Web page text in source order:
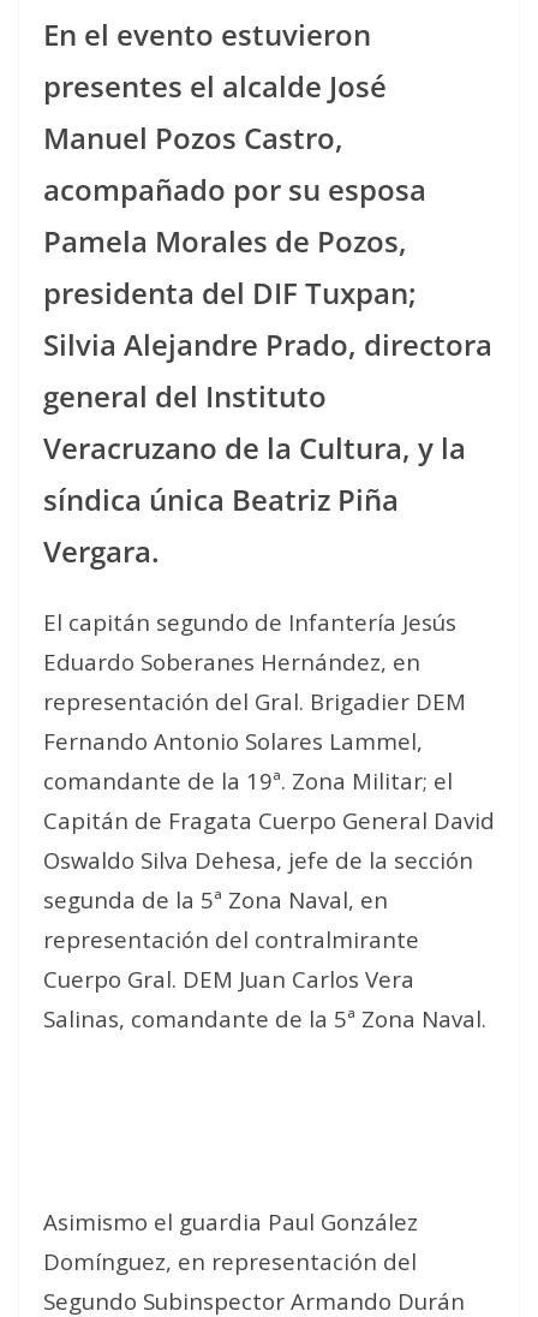
En el evento estuvieron
presentes el alcalde José
Manuel Pozos Castro,
acompañado por su esposa
Pamela Morales de Pozos,
presidenta del DIF Tuxpan;
Silvia Alejandre Prado, directora
general del Instituto
Veracruzano de la Cultura, y la
síndica única Beatriz Piña
Vergara.
El capitán segundo de Infantería Jesús
Eduardo Soberanes Hernández, en
representación del Gral. Brigadier DEM
Fernando Antonio Solares Lammel,
comandante de la 19ª. Zona Militar; el
Capitán de Fragata Cuerpo General David
Oswaldo Silva Dehesa, jefe de la sección
segunda de la 5ª Zona Naval, en
representación del contralmirante
Cuerpo Gral. DEM Juan Carlos Vera
Salinas, comandante de la 5ª Zona Naval.
Asimismo el guardia Paul González
Domínguez, en representación del
Segundo Subinspector Armando Durán